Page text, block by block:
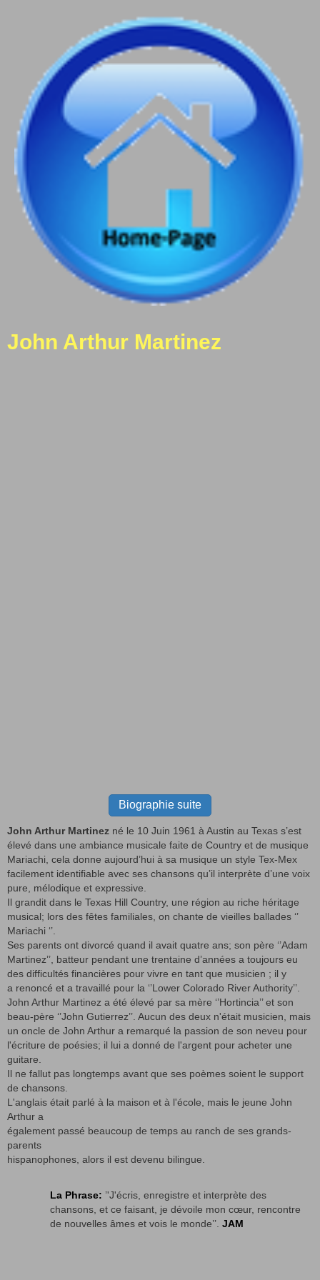
John Arthur Martinez
Biographie suite
John Arthur Martinez né le 10 Juin 1961 à Austin au Texas s’est
élevé dans une ambiance musicale faite de Country et de musique
Mariachi, cela donne aujourd’hui à sa musique un style Tex-Mex
facilement identifiable avec ses chansons qu’il interprète d’une voix
pure, mélodique et expressive.
Il grandit dans le Texas Hill Country, une région au riche héritage
musical; lors des fêtes familiales, on chante de vieilles ballades ‘’
Mariachi ‘’.
Ses parents ont divorcé quand il avait quatre ans; son père ‘’Adam
Martinez’’, batteur pendant une trentaine d’années a toujours eu
des difficultés financières pour vivre en tant que musicien ; il y
a renoncé et a travaillé pour la ‘’Lower Colorado River Authority’’.
John Arthur Martinez a été élevé par sa mère ‘’Hortincia’’ et son
beau-père ‘’John Gutierrez’’. Aucun des deux n'était musicien, mais
un oncle de John Arthur a remarqué la passion de son neveu pour
l'écriture de poésies; il lui a donné de l'argent pour acheter une
guitare.
Il ne fallut pas longtemps avant que ses poèmes soient le support
de chansons.
L'anglais était parlé à la maison et à l'école, mais le jeune John
Arthur a
également passé beaucoup de temps au ranch de ses grands-
parents
hispanophones, alors il est devenu bilingue.
La Phrase: ’'J'écris, enregistre et interprète des
chansons, et ce faisant, je dévoile mon cœur, rencontre
de nouvelles âmes et vois le monde’’. JAM